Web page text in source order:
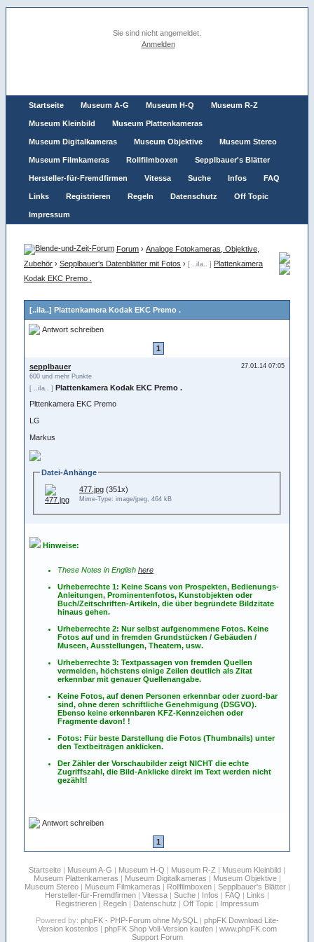
Sie sind nicht angemeldet.
Anmelden
Startseite Museum A-G Museum H-Q Museum R-Z
Museum Kleinbild Museum Plattenkameras
Museum Digitalkameras Museum Objektive Museum Stereo
Museum Filmkameras Rollfilmboxen Sepplbauer's Blätter
Hersteller-für-Fremdfirmen Vitessa Suche Infos FAQ
Links Registrieren Regeln Datenschutz Off Topic
Impressum
Forum › Analoge Fotokameras, Objektive,
Zubehör › Sepplbauer's Datenblätter mit Fotos › [ ..iIa.. ] Plattenkamera
Kodak EKC Premo .
[..iIa..] Plattenkamera Kodak EKC Premo .
Antwort schreiben
1
27.01.14 07:05
sepplbauer
600 und mehr Punkte
[ ..iIa.. ] Plattenkamera Kodak EKC Premo .
Plttenkamera EKC Premo
LG
Markus
Datei-Anhänge
477.jpg (351x)
Mime-Type: image/jpeg, 464 kB
Hinweise:
These Notes in English here
Urheberrechte 1: Keine Scans von Prospekten, Bedienungs-
Anleitungen, Prominentenfotos, Kunstobjekten oder
Buch/Zeitschriften-Artikeln, die über begründete Bildzitate
hinaus gehen.
Urheberrechte 2: Nur selbst aufgenommene Fotos. Keine
Fotos auf und in fremden Grundstücken / Gebäuden /
Museen, Ausstellungen, Theatern, usw.
Urheberrechte 3: Textpassagen von fremden Quellen
vermeiden, höchstens einige Zeilen deutlich als Zitat
erkennbar mit genauer Quellenangabe.
Keine Fotos, auf denen Personen erkennbar oder zuord-bar
sind, ohne deren schriftliche Genehmigung (DSGVO).
Ebenso keine erkennbaren KFZ-Kennzeichen oder
Fragmente davon! !
Fotos: Für beste Darstellung die Fotos (Thumbnails) unter
den Textbeiträgen anklicken.
Der Zähler der Vorschaubilder zeigt NICHT die echte
Zugriffszahl, die Bild-Anklicke direkt im Text werden nicht
gezählt!
Antwort schreiben
1
Startseite | Museum A-G | Museum H-Q | Museum R-Z | Museum Kleinbild |
Museum Plattenkameras | Museum Digitalkameras | Museum Objektive|
Museum Stereo| Museum Filmkameras | Rollfilmboxen| Sepplbauer's Blätter|
Hersteller-für-Fremdfirmen | Vitessa | Suche | Infos | FAQ | Links |
Registrieren | Regeln | Datenschutz | Off Topic | Impressum
Powered by: phpFK - PHP-Forum ohne MySQL | phpFK Download Lite-
Version kostenlos | phpFK Shop Voll-Version kaufen| www.phpFK.com
Support Forum